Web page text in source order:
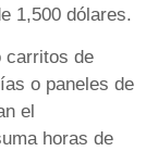
1,500 dólares.
carritos de
o paneles de
el
horas de